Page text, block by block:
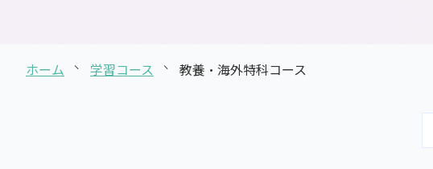
ホーム 学習コース 教養・海外特科コース